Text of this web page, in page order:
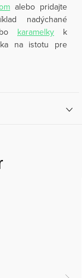
alebo pridajte
nadýchané
karamelky k
na istotu pre